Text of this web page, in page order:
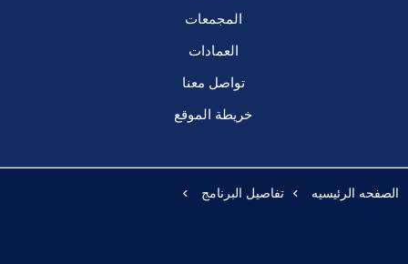
المجمعات
العمادات
تواصل معنا
خريطة الموقع
الصفحه الرئيسيه تفاصيل البرنامج